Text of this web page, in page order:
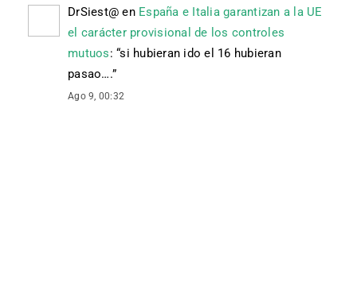
DrSiest@ en España e Italia garantizan a la UE
el carácter provisional de los controles
mutuos: “si hubieran ido el 16 hubieran
pasao….”
Ago 9, 00:32